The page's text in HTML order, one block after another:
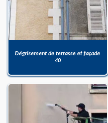
Dégrisement de terrasse et façade
40